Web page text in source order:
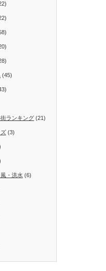
(45)
ランキング (21)
(3)
・洪水 (6)